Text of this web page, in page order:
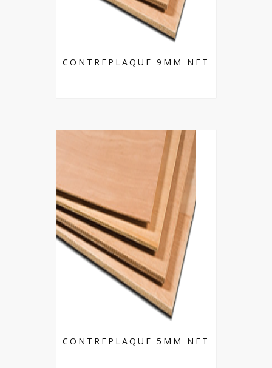
CONTREPLAQUE 9MM NET
CONTREPLAQUE 5MM NET